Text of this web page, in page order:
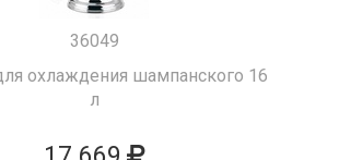
36049
охлаждения шампанского 16
л